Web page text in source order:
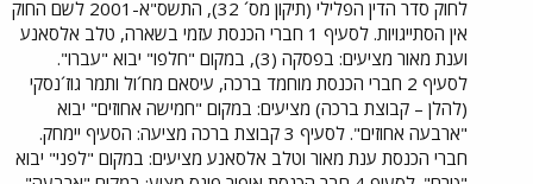
לחוק סדר הדין הפלילי (תיקון מס´ 32), התשס"א-2001 לשם החוק
אין הסתייגויות. לסעיף 1 חברי הכנסת עזמי בשארה, טלב אלסאנע
וענת מאור מציעים: בפסקה (3), במקום "חלפו" יבוא "עברו".
לסעיף 2 חברי הכנסת מוחמד ברכה, עיסאם מח´ול ותמר גוז´נסקי
(להלן – קבוצת ברכה) מציעים: במקום "חמישה אחוזים" יבוא
"ארבעה אחוזים". לסעיף 3 קבוצת ברכה מציעה: הסעיף יימחק.
חברי הכנסת ענת מאור וטלב אלסאנע מציעים: במקום "לפני" יבוא